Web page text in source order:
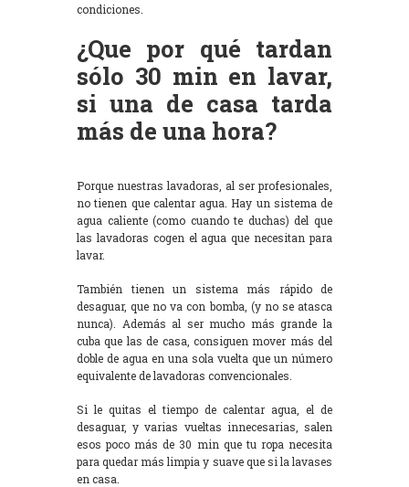
condiciones.
¿Que por qué tardan
sólo 30 min en lavar,
si una de casa tarda
más de una hora?
Porque nuestras lavadoras, al ser profesionales,
no tienen que calentar agua. Hay un sistema de
agua caliente (como cuando te duchas) del que
las lavadoras cogen el agua que necesitan para
lavar.
También tienen un sistema más rápido de
desaguar, que no va con bomba, (y no se atasca
nunca). Además al ser mucho más grande la
cuba que las de casa, consiguen mover más del
doble de agua en una sola vuelta que un número
equivalente de lavadoras convencionales.
Si le quitas el tiempo de calentar agua, el de
desaguar, y varias vueltas innecesarias, salen
esos poco más de 30 min que tu ropa necesita
para quedar más limpia y suave que si la lavases
en casa.